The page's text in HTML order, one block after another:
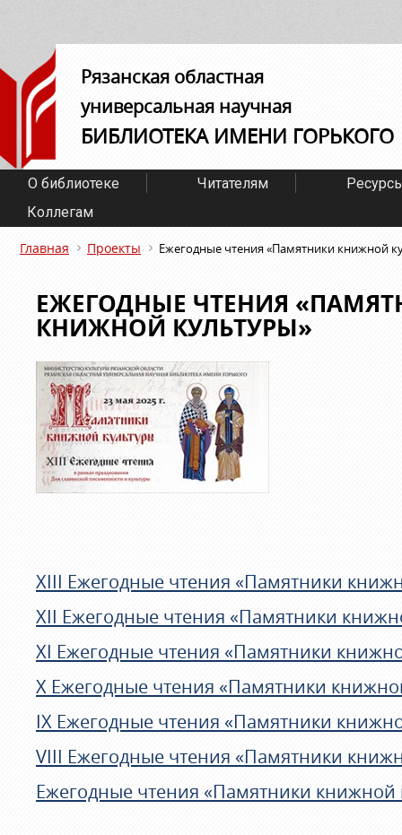
Рязанская областная
универсальная научная
БИБЛИОТЕКА ИМЕНИ ГОРЬКОГО
О библиотеке Читателям
Коллегам
Главная Проекты Ежегодные чтения «Памятники книжной
ЕЖЕГОДНЫЕ ЧТЕНИЯ
КНИЖНОЙ КУЛЬТУРЫ»
XIII Ежегодные чтения «Памятники
XII Ежегодные чтения «Памятники
XI Ежегодные чтения «Памятники
X Ежегодные чтения «Памятники
IX Ежегодные чтения «Памятники
VIII Ежегодные чтения «Памятники
Ежегодные чтения «Памятники книжной